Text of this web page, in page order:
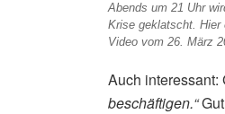
Abends um 21 Uhr
Krise geklatscht. Hier
Video vom 26. März
Auch interessant:
beschäftigen.“